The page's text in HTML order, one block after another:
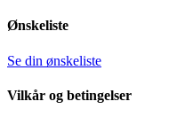
Ønskeliste
Se din ønskeliste
Vilkår og betingelser